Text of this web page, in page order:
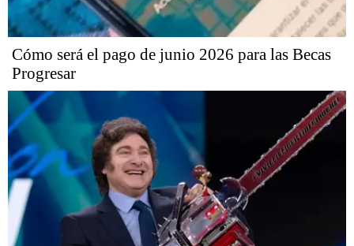
Cómo será el pago de junio 2026 para las Becas
Progresar